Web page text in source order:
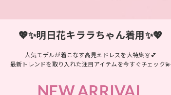
💖✨明日花キララちゃん着用✨💖
人気モデルが着こなす高見えドレスを大特集👗💕
最新トレンドを取り入れた注目アイテムを今すぐチェック💫
NEW ARRIVAL